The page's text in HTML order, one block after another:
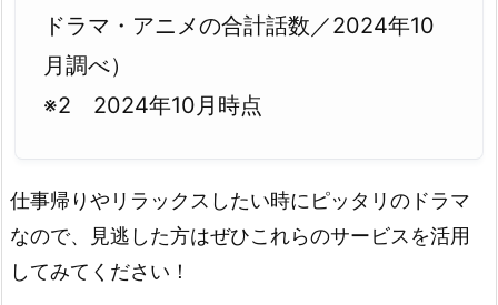
ドラマ・アニメの合計話数／2024年10
月調べ）
※2 2024年10月時点
仕事帰りやリラックスしたい時にピッタリのドラマ
なので、見逃した方はぜひこれらのサービスを活用
してみてください！